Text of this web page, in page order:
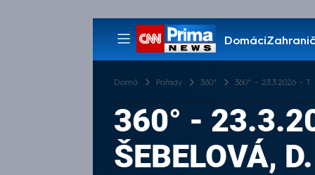
Domácí
Pořady
Domů Pořady 360° 360° - 23.3.2026 -
360° -
ŠEBELOVÁ,